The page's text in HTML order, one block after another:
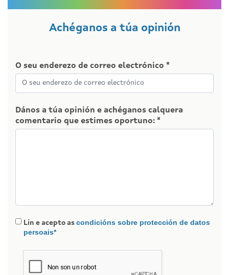
Achéganos a túa opinión
O seu enderezo de correo electrónico *
Dános a túa opinión e achéganos calquera
comentario que estimes oportuno: *
Lin e acepto ascondicións sobre protección de datos
persoais*